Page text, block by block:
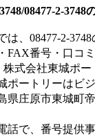
08477-2-3748
は、 08477-2-3748
FAX番号・口コ
株式会社東城ポー
ポートリーは ビ
県庄原市東城町
話で、番号提供